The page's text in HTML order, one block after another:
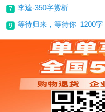
7 李逵-350字赏析
9 等待归来，等待你_1200字